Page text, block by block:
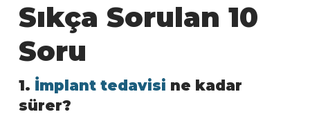
Sıkça Sorulan 10
Soru
1. İmplant tedavisi ne kadar
sürer?